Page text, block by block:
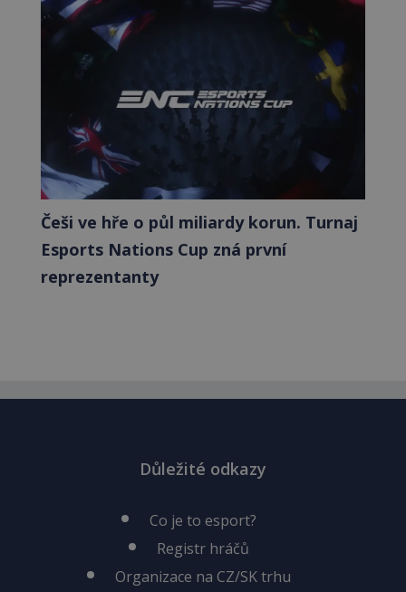
Češi ve hře o půl miliardy korun. Turnaj
Esports Nations Cup zná první
reprezentanty
Důležité odkazy
Co je to esport?
Registr hráčů
Organizace na CZ/SK trhu